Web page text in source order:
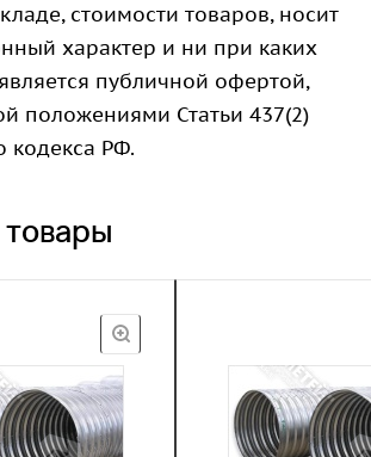
стоимости товаров, носит
характер и ни при каких
публичной офертой,
положениями Статьи 437(2)
кодекса РФ.